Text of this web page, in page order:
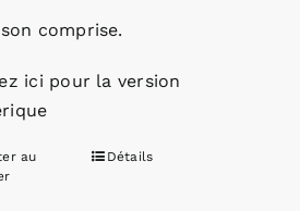
comprise.
ici pour la version
au
Détails